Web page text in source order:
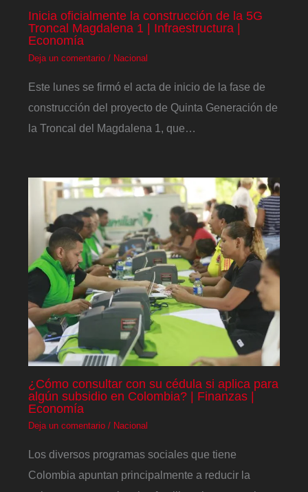
Inicia oficialmente la construcción de la 5G
Troncal Magdalena 1 | Infraestructura |
Economía
Deja un comentario / Nacional
Este lunes se firmó el acta de inicio de la fase de
construcción del proyecto de Quinta Generación de
la Troncal del Magdalena 1, que…
¿Cómo consultar con su cédula si aplica para
algún subsidio en Colombia? | Finanzas |
Economía
Deja un comentario / Nacional
Los diversos programas sociales que tiene
Colombia apuntan principalmente a reducir la